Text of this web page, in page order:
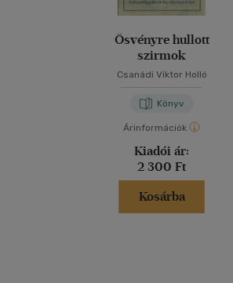
Ösvényre hullott
szirmok
Csanádi Viktor Holló
Könyv
Árinformációk
Kiadói ár:
2 300 Ft
Kosárba